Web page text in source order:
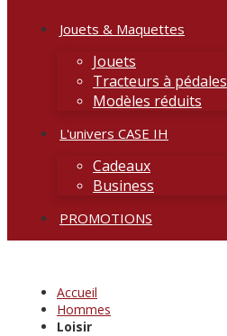
Jouets & Maquettes
Jouets
Tracteurs à pédales
Modèles réduits
L'univers CASE IH
Cadeaux
Business
PROMOTIONS
Accueil
Hommes
Loisir